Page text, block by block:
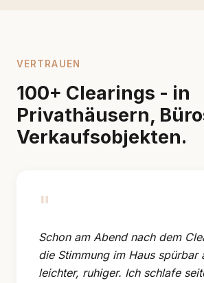
VERTRAUEN
100+ Clearings - in
Privathäusern,
Verkaufsobjekten.
"
Schon am Abend nach dem
die Stimmung im Haus spürbar
leichter, ruhiger. Ich schlafe